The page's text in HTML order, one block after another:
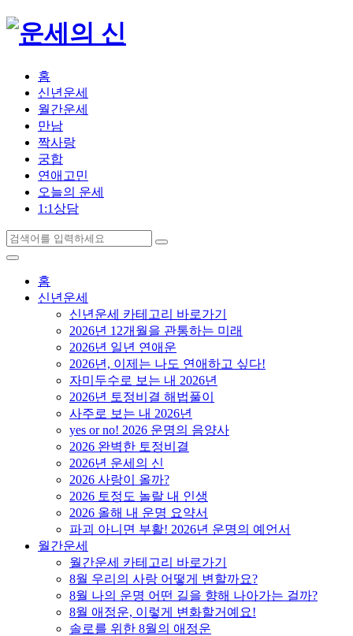
홈
신년운세
월간운세
만남
짝사랑
궁합
연애고민
오늘의 운세
1:1상담
홈
신년운세
신년운세 카테고리 바로가기
2026년 12개월을 관통하는 미래
2026년 일년 연애운
2026년, 이제는 나도 연애하고 싶다!
자미두수로 보는 내 2026년
2026년 토정비결 해법풀이
사주로 보는 내 2026년
yes or no! 2026 운명의 음양사
2026 완벽한 토정비결
2026년 운세의 신
2026 사랑이 올까?
2026 토정도 놀랄 내 인생
2026 올해 내 운명 요약서
파괴 아니면 부활! 2026년 운명의 예언서
월간운세
월간운세 카테고리 바로가기
8월 우리의 사랑 어떻게 변할까요?
8월 나의 운명 어떤 길을 향해 나아가는 걸까?
8월 애정운, 이렇게 변화할거예요!
솔로를 위한 8월의 애정운